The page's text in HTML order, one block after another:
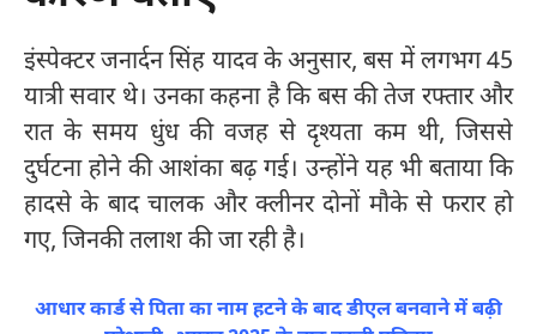
इंस्पेक्टर जनार्दन सिंह यादव के अनुसार, बस में लगभग 45
यात्री सवार थे। उनका कहना है कि बस की तेज रफ्तार और
रात के समय धुंध की वजह से दृश्यता कम थी, जिससे
दुर्घटना होने की आशंका बढ़ गई। उन्होंने यह भी बताया कि
हादसे के बाद चालक और क्लीनर दोनों मौके से फरार हो
गए, जिनकी तलाश की जा रही है।
आधार कार्ड से पिता का नाम हटने के बाद डीएल बनवाने में बढ़ी